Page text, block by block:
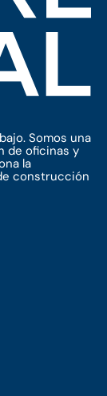
Somos una
de oficinas y
la
construcción